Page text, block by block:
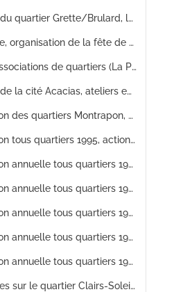
Contrat de ville.- réhabilitation du quartier Grette/Brulard, loisirs organisés par les associations (sport, soirées à thèmes, voyages etc ), pétition d'alerte sur les situations déplorables (mauvais état d'escaliers en bois des immeubles, squat de jeunes anonymes dans certaines entrées d'immeubles etc), demandes de subventions, réalisation d'un film de 44 minutes intitulé "le 3 novembre", fermeture de la bibliothèque de la Grette : articles de presse, fiches action, récépissé de déclaration, bilans financiers
Contrat de ville.- quartier Grette, organisation de la fête de quartier, projet de centre social, constitution de lieu d'accueil intergénérationnel, développement social par la concertation, actions du groupe pauvreté-précarité-exclusion, réalisation d'une maquette du quartier par des maternelles, projet femmes au volant : comptes rendus de réunions, bulletin officiel, document de travail, bilan intermédiaire, liste de membres, articles de presse, bilan et comptes de résultats, statuts, règlement intérieur, rapport d'activité
Contrat de ville.- actions des associations de quartiers (La Palmeraie etc), prévention du sentiment d'abandon des services publics dans le quartier, valorisation des atouts du quartier, organisation du carnaval, préparation de la fête du quartier, aide humanitaire et aide alimentaire, projet de constitution d'un lieu d'accueil intergénérationnel, : comptes rendus de réunions, statuts, comptes de résultats, fiches actions, bilans (intermédiaire, d'actions etc)
Contrat de ville.- réhabilitation de la cité Acacias, ateliers environnementaux, aménagement d'aires de loisirs, avant-projet de pôle enfance, , projet de ludothèque, projet de centre social : articles de presse, bilan d'activités, fiches actions, rapport de synthèse, convention de location
Contrat de ville.- programmation des quartiers Montrapon, Planoise, Saint-Ferjeux, Grette et Amitié), création du parc urbain de Planoise, projet reportage photographique par des collégiens, réaménagement des écoles par secteurs, gratuité des transports scolaires, accompagnement culturel, centre de loisirs sans hébergement : articles de presse, tableaux de budgets par quartiers, comptes rendus et synthèses de réunions, statuts d'associations
Contrat de ville.- programmation tous quartiers 1995, actions en relation avec plusieurs thèmes (citoyenneté, scolarité, culturel, loisirs, promotion des populations etc), projet d'insertion par l'école à plusieurs niveaux (communicationnel, environnemental, règlementaire), initiation à l'environnement urbain, rénovation de hall d'entrées et des abords : fiches actions, tableaux de textes et tableaux chiffrés, organigrammes, articles de presse, compte rendu, convention de financement, document de travail, correspondance manuscrite et informatique
Contrat de ville.- programmation annuelle tous quartiers 1996, actions de la délégation animation/formation/prévention, actions en faveur des publics défavorisés : document de synthèse, fiches actions, bilans thématiques, synthèse de priorités
Contrat de ville.- programmation annuelle tous quartiers 1997, mode d'emploi du contrat de ville, projets d'associations sportives (accessibilité aux sports des enfants en difficultés, demandes de subventions, présence sur les quartiers prioritaires, formation des cadres sportifs, aide à la structuration des clubs etc) : fiches actions, tableaux récapitulatifs financiers, comptes rendus de réunions
Contrat de ville.- programmation annuelle tous quartiers 1997, présentations de projets, demandes de subventions, projet de construction d'un dojo (local d'arts martiaux) à Planoise : comptes rendus d'activités, fiches actions, document de synthèse, devis, articles de presse
Contrat de ville.- programmation annuelle tous quartiers 1998 : document de synthèse, diagnostic et préconisations
Contrat de ville.- programmation annuelle tous quartiers 1999, demande de subventions, projet bibliothèque sonore, espace de rencontres et de loisirs pour la petite enfance : rapport d'activités, articles de presse, statuts, classification des actions du contrat de ville, comptes rendus de réunions, attestations de réalisation
Contrat de ville.- actions dirigées sur le quartier Clairs-Soleils, état des lieux sur la situation du quartier, lutte contre la vacante (appartements vacants trop nombreux ou trop rapprochés), projet de marché de l'information, projet de pôle enfance, aménagement de locaux d'animation : articles de presse (plus articles tirés du site web du journal Le Pays), plans et schémas de bâtiments (façades et coupes), bilan d'expérimentation, document de travail, règlement intérieur de collège, notice descriptive